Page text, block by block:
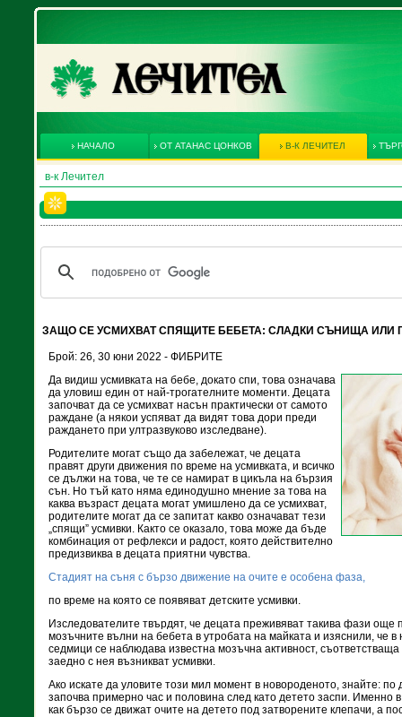
НАЧАЛО ОТ АТАНАС ЦОНКОВ В-К ЛЕЧИТЕЛ
в-к Лечител
ЗАЩО СЕ УСМИХВАТ СПЯЩИТЕ БЕБЕТА: СЛАДКИ СЪНИЩА ИЛИ
Брой: 26, 30 юни 2022 - ФИБРИТЕ
Да видиш усмивката на бебе, докато спи, това означава
да уловиш един от най-трогателните моменти. Децата
започват да се усмихват насън практически от самото
раждане (а някои успяват да видят това дори преди
раждането при ултразвуково изследване).
Родителите могат също да забележат, че децата
правят други движения по време на усмивката, и всичко
се дължи на това, че те се намират в цикъла на бързия
сън. Но тъй като няма единодушно мнение за това на
каква възраст децата могат умишлено да се усмихват,
родителите могат да се запитат какво означават тези
„спящи” усмивки. Както се оказало, това може да бъде
комбинация от рефлекси и радост, която действително
предизвиква в децата приятни чувства.
Стадият на съня с бързо движение на очите е особена фаза,
по време на която се появяват детските усмивки.
Изследователите твърдят, че децата преживяват такива фази още
мозъчните вълни на бебета в утробата на майката и изяснили, че
седмици се наблюдава известна мозъчна активност,
заедно с нея възникват усмивки.
Ако искате да уловите този мил момент в новороденото, знайте: по
започва примерно час и половина след като детето заспи. Именно
как бързо се движат очите на детето под затворените клепачи, а